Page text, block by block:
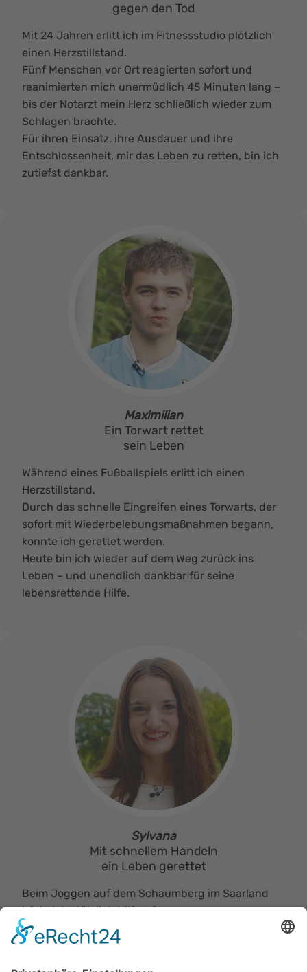
gegen den Tod
Mit 24 Jahren erlitt ich im Fitnessstudio plötzlich
einen Herzstillstand.
Fünf Menschen vor Ort reagierten sofort und
reanimierten mich unermüdlich 45 Minuten lang –
bis der Notarzt mein Herz schließlich wieder zum
Schlagen brachte.
Für ihren Einsatz, ihre Ausdauer und ihre
Entschlossenheit, mir das Leben zu retten, bin ich
zutiefst dankbar.
Maximilian
Ein Torwart rettet
sein Leben
Während eines Fußballspiels erlitt ich einen
Herzstillstand.
Durch das schnelle Eingreifen eines Torwarts, der
sofort mit Wiederbelebungs­maßnahmen begann,
konnte ich gerettet werden.
Heute bin ich wieder auf dem Weg zurück ins
Leben – und unendlich dankbar für seine
lebensrettende Hilfe.
Sylvana
Mit schnellem Handeln
ein Leben gerettet
Beim Joggen auf dem Schaumberg im Saarland
hörte ich plötzlich Hilferufe.
Ich entdeckte eine bewusstlose ältere Frau und
begann sofort mit Wiederbelebungs­maßnahmen.